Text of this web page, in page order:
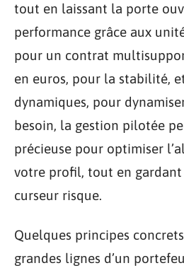
tout en laissant la porte
performance grâce aux
pour un contrat
en euros, pour la stabilité,
dynamiques, pour
besoin, la gestion pilotée
précieuse pour optimiser
votre profil, tout en
curseur risque.
Quelques principes
grandes lignes d’un